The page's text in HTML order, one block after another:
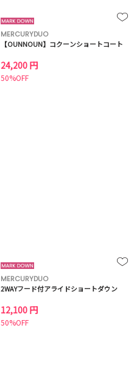
MERCURYDUO
【OUNNOUN】コクーンショートコート
24,200 円
50%OFF
MERCURYDUO
2WAYフード付アライドショートダウン
12,100 円
50%OFF